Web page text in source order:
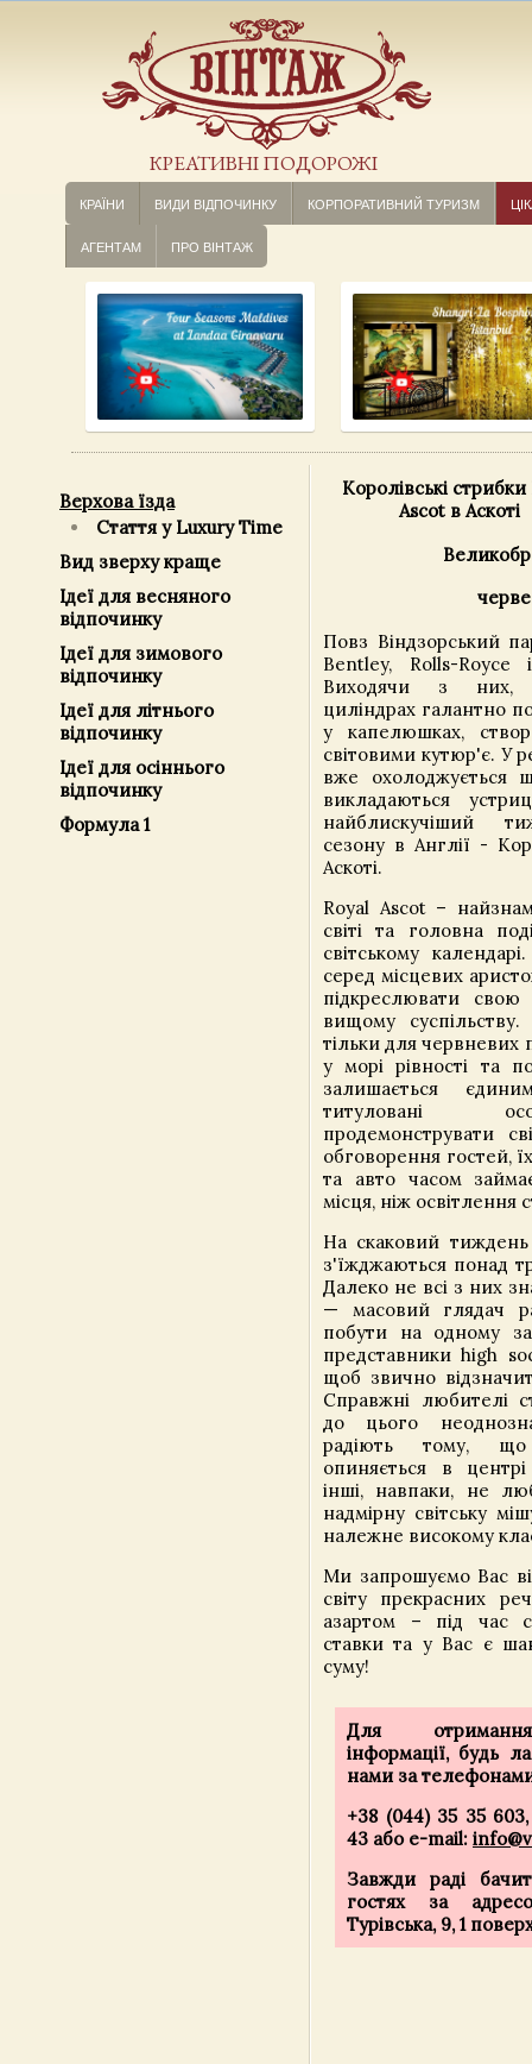
КРЕАТИВНІ ПОДОРОЖІ
КРАЇНИ ВИДИ ВІДПОЧИНКУ КОРПОРАТИВНИЙ ТУРИЗМ
АГЕНТАМ ПРО ВІНТАЖ
Верхова їзда
Стаття у Luxury Time
Вид зверху краще
Ідеї ​​для весняного
відпочинку
Ідеї ​​для зимового
відпочинку
Ідеї ​​для літнього
відпочинку
Ідеї ​​для осіннього
відпочинку
Формула 1
Королівські стрибки
Ascot в Аскоті
Повз Віндзорський
Bentley, Rolls-Royce
Виходячи з них,
циліндрах галантно
у капелюшках,
світовими кутюр'є. У
вже охолоджується
викладаються
найблискучіший
сезону в Англії -
Аскоті.
Royal Ascot –
світі та головна
світському
серед місцевих
підкреслювати свою
вищому
тільки для червневих
у морі рівності та
залишається
титуловані
продемонструвати
обговорення гостей,
та авто часом
місця, ніж освітлення
На скаковий
з'їжджаються понад
Далеко не всі з них
— масовий глядач
побути на одному
представники high
щоб звично
Справжні любителі
до цього
радіють тому,
опиняється в центрі
інші, навпаки, не
надмірну світську
належне високому
Ми запрошуємо Вас
світу прекрасних
азартом – під час
ставки та у Вас є
суму!
Для
інформації, будь
нами за
+38 (044) 35 35
43 або e-mail:
Завжди раді
гостях за
Турівська, 9, 1